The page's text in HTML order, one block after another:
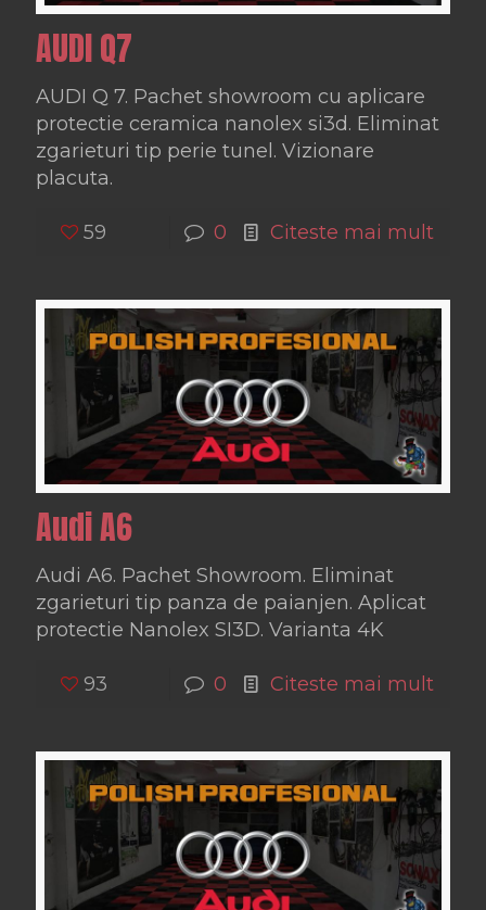
AUDI Q7
AUDI Q 7. Pachet showroom cu aplicare
protectie ceramica nanolex si3d. Eliminat
zgarieturi tip perie tunel. Vizionare
placuta.
59 0 Citeste mai mult
Audi A6
Audi A6. Pachet Showroom. Eliminat
zgarieturi tip panza de paianjen. Aplicat
protectie Nanolex SI3D. Varianta 4K
93 0 Citeste mai mult